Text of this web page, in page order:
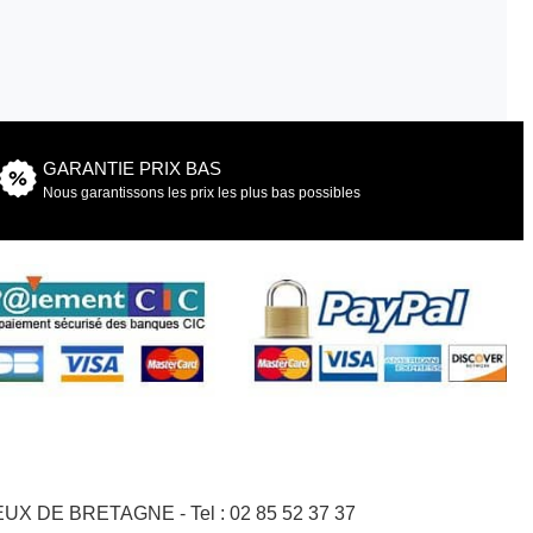
GARANTIE PRIX BAS
Nous garantissons les prix les plus bas possibles
DE BRETAGNE - Tel : 02 85 52 37 37